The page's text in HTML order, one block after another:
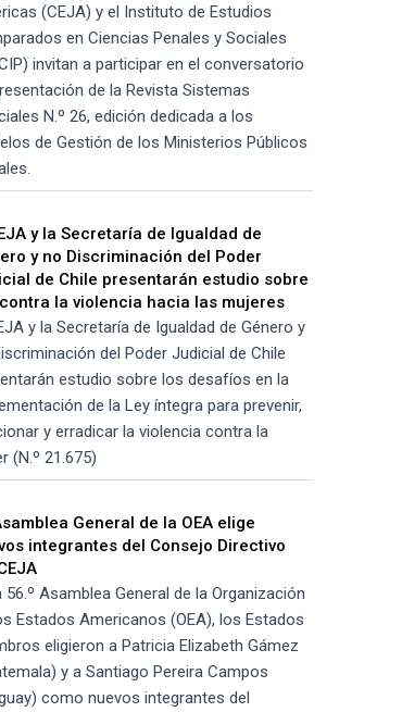
(CEJA) y el Instituto de Estudios
en Ciencias Penales y Sociales
invitan a participar en el conversatorio
de la Revista Sistemas
N.º 26, edición dedicada a los
de Gestión de los Ministerios Públicos
y la Secretaría de Igualdad de
y no Discriminación del Poder
de Chile presentarán estudio sobre
la violencia hacia las mujeres
y la Secretaría de Igualdad de Género y
del Poder Judicial de Chile
estudio sobre los desafíos en la
de la Ley íntegra para prevenir,
y erradicar la violencia contra la
(N.º 21.675)
General de la OEA elige
integrantes del Consejo Directivo
56.º Asamblea General de la Organización
Estados Americanos (OEA), los Estados
eligieron a Patricia Elizabeth Gámez
y a Santiago Pereira Campos
como nuevos integrantes del